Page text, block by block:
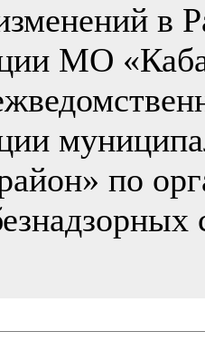
в
МО
по